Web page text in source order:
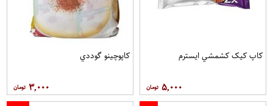
کاپ کيک کشمشي ايسترم
۵,۰۰۰
کاپوچينو گوددي
۳,۰۰۰